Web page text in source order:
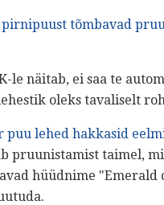
tõmbavad
le näitab, ei saa te
oleks tavaliselt
puu lehed hakkasid
pruunistamist taimel,
hüüdnime